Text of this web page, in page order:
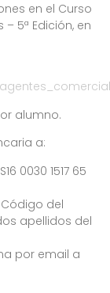
en el Curso
5ª Edición, en
alumno.
a:
0030 1517 65
del
apellidos del
por email a